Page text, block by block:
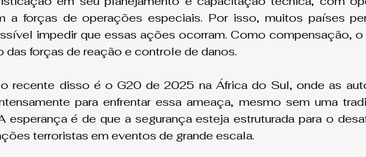
a forças de operações especiais. Por isso, muitos países
impedir que essas ações ocorram. Como compensação,
das forças de reação e controle de danos.
recente disso é o G20 de 2025 na África do Sul, onde as
para enfrentar essa ameaça, mesmo sem uma
esperança é de que a segurança esteja estruturada para o
terroristas em eventos de grande escala.